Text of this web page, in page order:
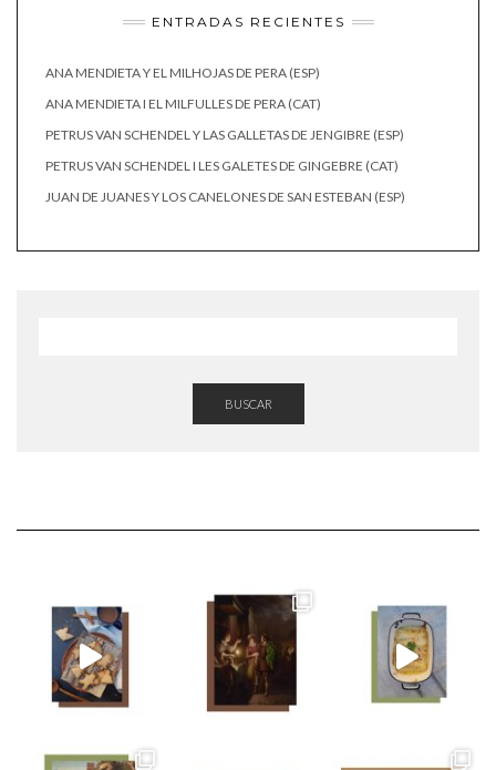
ENTRADAS RECIENTES
ANA MENDIETA Y EL MILHOJAS DE PERA (ESP)
ANA MENDIETA I EL MILFULLES DE PERA (CAT)
PETRUS VAN SCHENDEL Y LAS GALLETAS DE JENGIBRE (ESP)
PETRUS VAN SCHENDEL I LES GALETES DE GINGEBRE (CAT)
JUAN DE JUANES Y LOS CANELONES DE SAN ESTEBAN (ESP)
BUSCAR